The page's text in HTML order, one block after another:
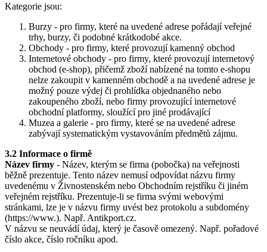
Kategorie jsou:
Burzy - pro firmy, které na uvedené adrese pořádají veřejné
trhy, burzy, či podobné krátkodobé akce.
Obchody - pro firmy, které provozují kamenný obchod
Internetové obchody - pro firmy, které provozují internetový
obchod (e-shop), přičemž zboží nabízené na tomto e-shopu
nelze zakoupit v kamenném obchodě a na uvedené adrese je
možný pouze výdej či prohlídka objednaného nebo
zakoupeného zboží, nebo firmy provozující internetové
obchodní platformy, sloužící pro jiné prodávající
Muzea a galerie - pro firmy, které se na uvedené adrese
zabývají systematickým vystavováním předmětů zájmu.
3.2 Informace o firmě
Název firmy - Název, kterým se firma (pobočka) na veřejnosti
běžně prezentuje. Tento název nemusí odpovídat názvu firmy
uvedenému v Živnostenském nebo Obchodním rejstříku či jiném
veřejném rejstříku. Prezentuje-li se firma svými webovými
stránkami, lze je v názvu firmy uvést bez protokolu a subdomény
(https://www.). Např. Antikport.cz.
V názvu se neuvádí údaj, který je časově omezený. Např. pořadové
číslo akce, číslo ročníku apod.